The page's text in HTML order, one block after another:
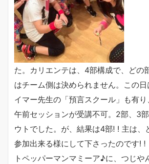
た。カリエンテは、4部構成で、どの
はチーム側は決められません。この
イマー先生の「預言スクール」も有
午前セッションが受講不可。2部、3
ウトでした。が、結果は4部! ! 主は、
参加出来る様にして下さったのです!
トペッパーマンマミーア♪に、つじや